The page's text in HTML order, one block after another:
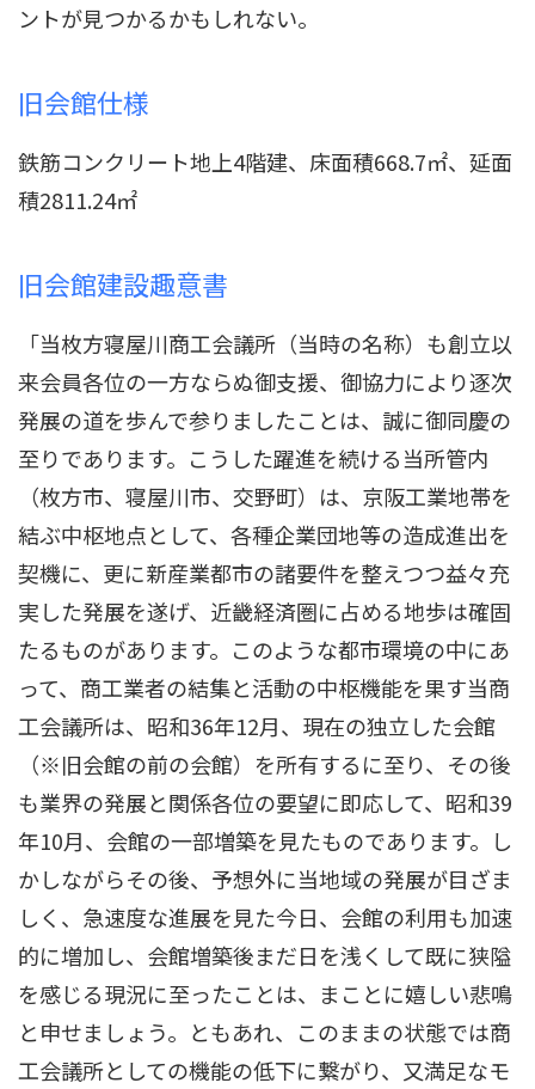
ントが見つかるかもしれない。
旧会館仕様
鉄筋コンクリート地上4階建、床面積668.7㎡、延面
積2811.24㎡
旧会館建設趣意書
「当枚方寝屋川商工会議所（当時の名称）も創立以
来会員各位の一方ならぬ御支援、御協力により逐次
発展の道を歩んで参りましたことは、誠に御同慶の
至りであります。こうした躍進を続ける当所管内
（枚方市、寝屋川市、交野町）は、京阪工業地帯を
結ぶ中枢地点として、各種企業団地等の造成進出を
契機に、更に新産業都市の諸要件を整えつつ益々充
実した発展を遂げ、近畿経済圏に占める地歩は確固
たるものがあります。このような都市環境の中にあ
って、商工業者の結集と活動の中枢機能を果す当商
工会議所は、昭和36年12月、現在の独立した会館
（※旧会館の前の会館）を所有するに至り、その後
も業界の発展と関係各位の要望に即応して、昭和39
年10月、会館の一部増築を見たものであります。し
かしながらその後、予想外に当地域の発展が目ざま
しく、急速度な進展を見た今日、会館の利用も加速
的に増加し、会館増築後まだ日を浅くして既に狭隘
を感じる現況に至ったことは、まことに嬉しい悲鳴
と申せましょう。ともあれ、このままの状態では商
工会議所としての機能の低下に繋がり、又満足なモ